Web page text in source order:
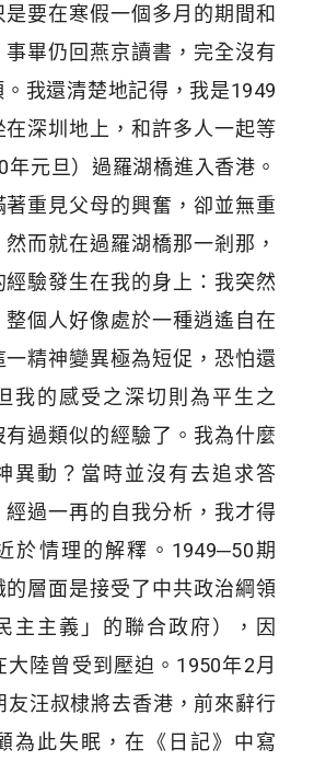
要在寒假一個多月的期間和
事畢仍回燕京讀書，完全沒有
我還清楚地記得，我是1949
深圳地上，和許多人一起等
年元旦）過羅湖橋進入香港。
著重見父母的興奮，卻並無重
而就在過羅湖橋那一剎那，
驗發生在我的身上：我突然
整個人好像處於一種逍遙自在
一精神變異極為短促，恐怕還
我的感受之深切則為平生之
有過類似的經驗了。我為什麼
異動？當時並沒有去追求答
經過一再的自我分析，我才得
於情理的解釋。1949─50期
的層面是接受了中共政治綱領
主主義」的聯合政府），因
大陸曾受到壓迫。1950年2月
友汪叔棣將去香港，前來辭行
為此失眠，在《日記》中寫